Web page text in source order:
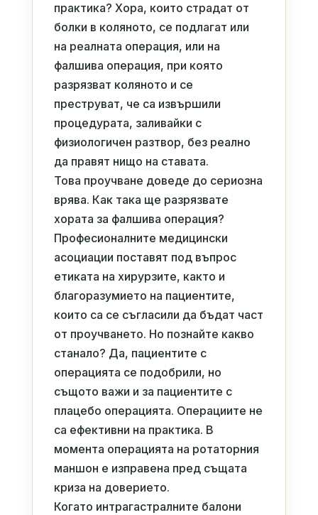
практика? Хора, които страдат от
болки в коляното, се подлагат или
на реалната операция, или на
фалшива операция, при която
разрязват коляното и се
преструват, че са извършили
процедурата, заливайки с
физиологичен разтвор, без реално
да правят нищо на ставата.
Това проучване доведе до сериозна
врява. Как така ще разрязвате
хората за фалшива операция?
Професионалните медицински
асоциации поставят под въпрос
етиката на хирурзите, както и
благоразумието на пациентите,
които са се съгласили да бъдат част
от проучването. Но познайте какво
станало? Да, пациентите с
операцията се подобрили, но
същото важи и за пациентите с
плацебо операцията. Операциите не
са ефективни на практика. В
момента операцията на ротаторния
маншон е изправена пред същата
криза на доверието.
Когато интрагастралните балони